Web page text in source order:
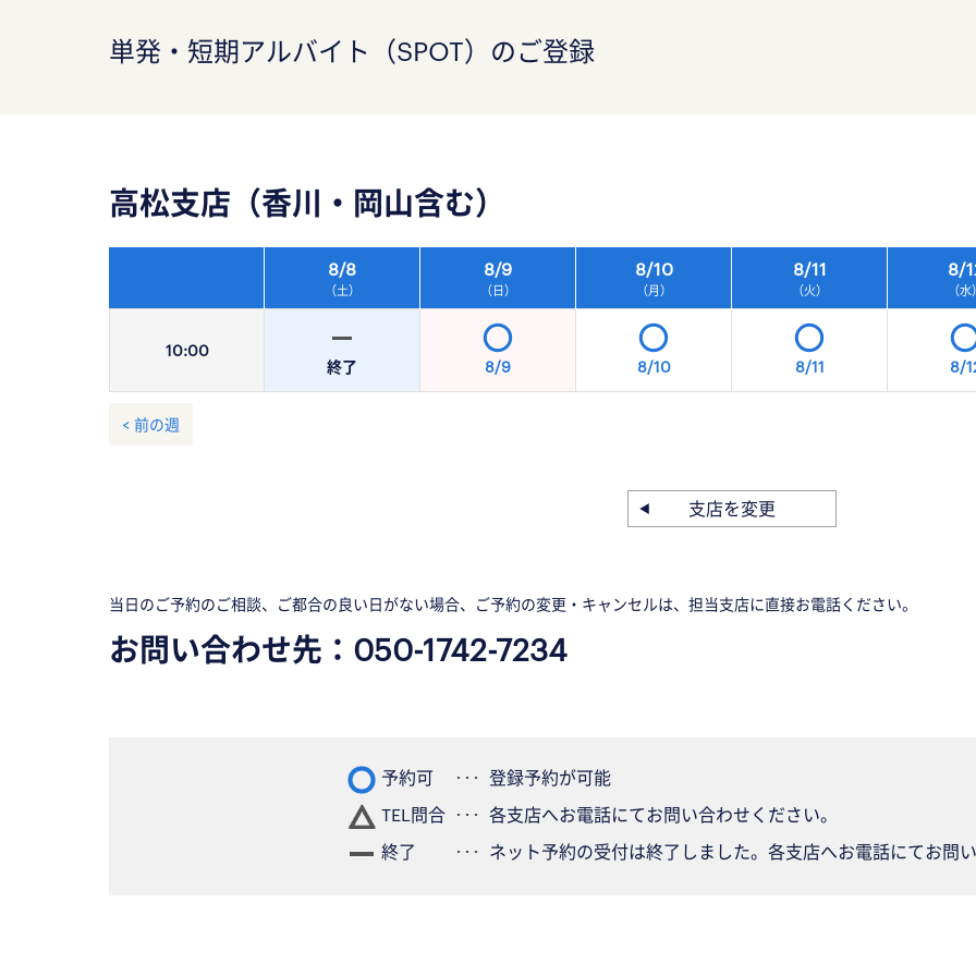
単発・短期アルバイト（SPOT）のご登録
高松支店（香川・岡山含む）
10:00
8/8
（土）
8/9
（日）
8/10
（月）
8/11
（火）
8/
（水）
終了 8/9 8/10 8/11 8/
< 前の週
支店を変更
当日のご予約のご相談、ご都合の良い日がない場合、ご予約の変更・キャンセルは、担当支店に直接お電話ください。
お問い合わせ先： 050-1742-7234
予約可
登録予約が可能
TEL問合
各支店へお電話にてお問い合わせください。
終了
ネット予約の受付は終了しました。各支店へお電話にてお問い